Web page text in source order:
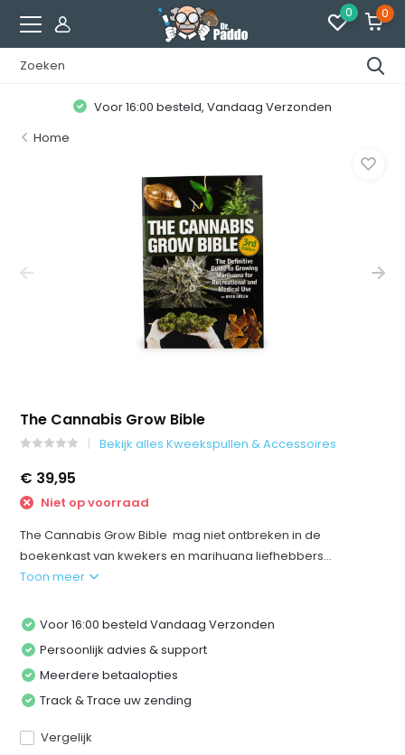
0 0
Voor 16:00 besteld, Vandaag Verzonden
Home
The Cannabis Grow Bible
Bekijk alles Kweekspullen & Accessoires
€ 39,95
Niet op voorraad
The Cannabis Grow Bible mag niet ontbreken in de
boekenkast van kwekers en marihuana liefhebbers...
Toon meer
Voor 16:00 besteld Vandaag Verzonden
Persoonlijk advies & support
Meerdere betaalopties
Track & Trace uw zending
Vergelijk